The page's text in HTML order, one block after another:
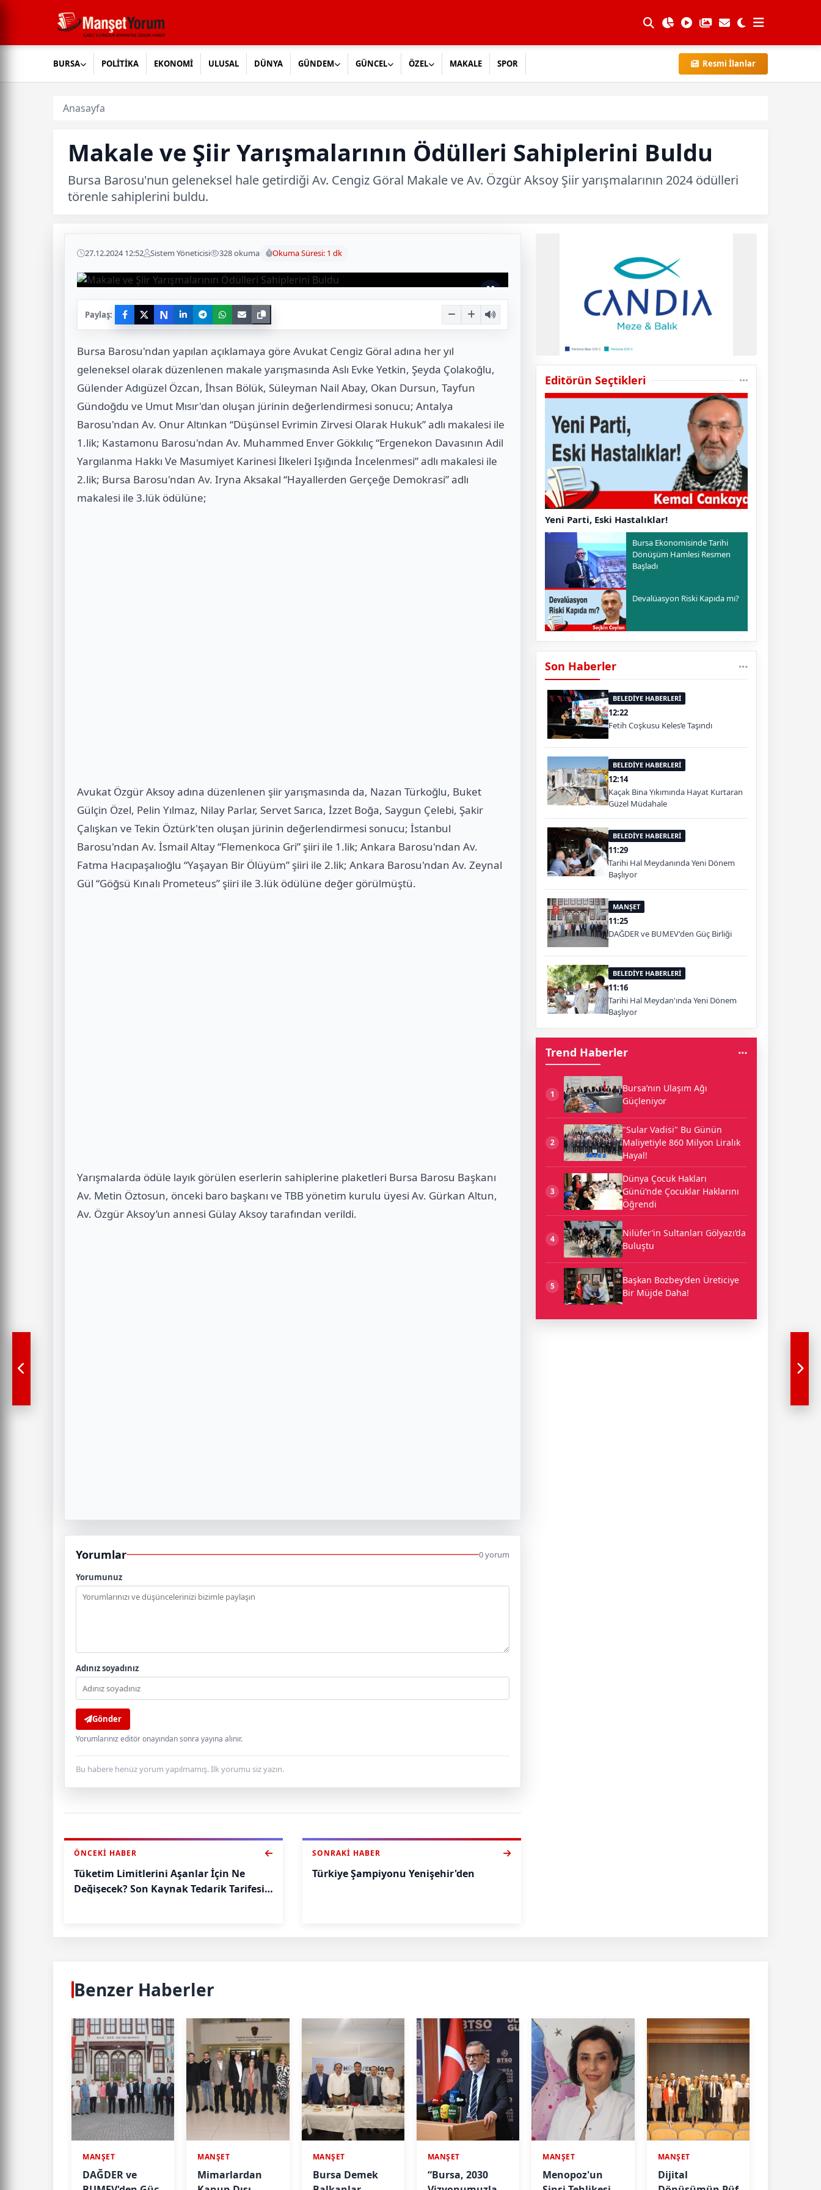
BURSA POLİTİKA EKONOMİ ULUSAL DÜNYA GÜNDEM GÜNCEL ÖZEL MAKALE SPOR Resmi İlanlar
Anasayfa
Makale ve Şiir Yarışmalarının Ödülleri Sahiplerini Buldu
Bursa Barosu'nun geleneksel hale getirdiği Av. Cengiz Göral Makale ve Av. Özgür Aksoy Şiir yarışmalarının 2024 ödülleri
törenle sahiplerini buldu.
27.12.2024 12:52 Sistem Yöneticisi 328 okuma Okuma Süresi: 1 dk
Paylaş: N
Bursa Barosu'ndan yapılan açıklamaya göre Avukat Cengiz Göral adına her yıl
geleneksel olarak düzenlenen makale yarışmasında Aslı Evke Yetkin, Şeyda Çolakoğlu,
Gülender Adıgüzel Özcan, İhsan Bölük, Süleyman Nail Abay, Okan Dursun, Tayfun
Gündoğdu ve Umut Mısır'dan oluşan jürinin değerlendirmesi sonucu; Antalya
Barosu'ndan Av. Onur Altınkan “Düşünsel Evrimin Zirvesi Olarak Hukuk” adlı makalesi ile
1.lik; Kastamonu Barosu'ndan Av. Muhammed Enver Gökkılıç “Ergenekon Davasının Adil
Yargılanma Hakkı Ve Masumiyet Karinesi İlkeleri Işığında İncelenmesi” adlı makalesi ile
2.lik; Bursa Barosu'ndan Av. Iryna Aksakal “Hayallerden Gerçeğe Demokrasi” adlı
makalesi ile 3.lük ödülüne;
Avukat Özgür Aksoy adına düzenlenen şiir yarışmasında da, Nazan Türkoğlu, Buket
Gülçin Özel, Pelin Yılmaz, Nilay Parlar, Servet Sarıca, İzzet Boğa, Saygun Çelebi, Şakir
Çalışkan ve Tekin Öztürk'ten oluşan jürinin değerlendirmesi sonucu; İstanbul
Barosu'ndan Av. İsmail Altay “Flemenkoca Gri” şiiri ile 1.lik; Ankara Barosu'ndan Av.
Fatma Hacıpaşalıoğlu “Yaşayan Bir Ölüyüm” şiiri ile 2.lik; Ankara Barosu'ndan Av. Zeynal
Gül “Göğsü Kınalı Prometeus” şiiri ile 3.lük ödülüne değer görülmüştü.
Yarışmalarda ödüle layık görülen eserlerin sahiplerine plaketleri Bursa Barosu Başkanı
Av. Metin Öztosun, önceki baro başkanı ve TBB yönetim kurulu üyesi Av. Gürkan Altun,
Av. Özgür Aksoy’un annesi Gülay Aksoy tarafından verildi.
Yorumlar 0 yorum
Yorumunuz
Adınız soyadınız
Gönder
Yorumlarınız editör onayından sonra yayına alınır.
Bu habere henüz yorum yapılmamış. İlk yorumu siz yazın.
ÖNCEKI HABER
Tüketim Limitlerini Aşanlar İçin Ne
Değişecek? Son Kaynak Tedarik Tarifesi
SONRAKI HABER
Türkiye Şampiyonu Yenişehir'den
Editörün Seçtikleri
Yeni Parti, Eski Hastalıklar!
Bursa Ekonomisinde Tarihi
Dönüşüm Hamlesi Resmen
Başladı
Devalüasyon Riski Kapıda mı?
Son Haberler
BELEDİYE HABERLERİ
12:22
Fetih Coşkusu Keles’e Taşındı
BELEDİYE HABERLERİ
12:14
Kaçak Bina Yıkımında Hayat Kurtaran
Güzel Müdahale
BELEDİYE HABERLERİ
11:29
Tarihi Hal Meydanında Yeni Dönem
Başlıyor
MANŞET
11:25
DAĞDER ve BUMEV'den Güç Birliği
BELEDİYE HABERLERİ
11:16
Tarihi Hal Meydan'ında Yeni Dönem
Başlıyor
Trend Haberler
1
Bursa’nın Ulaşım Ağı
Güçleniyor
2
"Sular Vadisi" Bu Günün
Maliyetiyle 860 Milyon Liralık
Hayal!
3
Dünya Çocuk Hakları
Günü’nde Çocuklar Haklarını
Öğrendi
4
Nilüfer’in Sultanları Gölyazı’da
Buluştu
5
Başkan Bozbey’den Üreticiye
Bir Müjde Daha!
Benzer Haberler
MANŞET
DAĞDER ve
MANŞET
Mimarlardan
MANŞET
Bursa Demek
MANŞET
“Bursa, 2030
MANŞET
Menopoz'un
MANŞET
Dijital